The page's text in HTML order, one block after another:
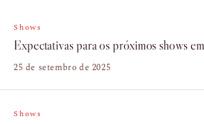
Shows
Expectativas para os próximos shows
25 de setembro de 2025
Shows